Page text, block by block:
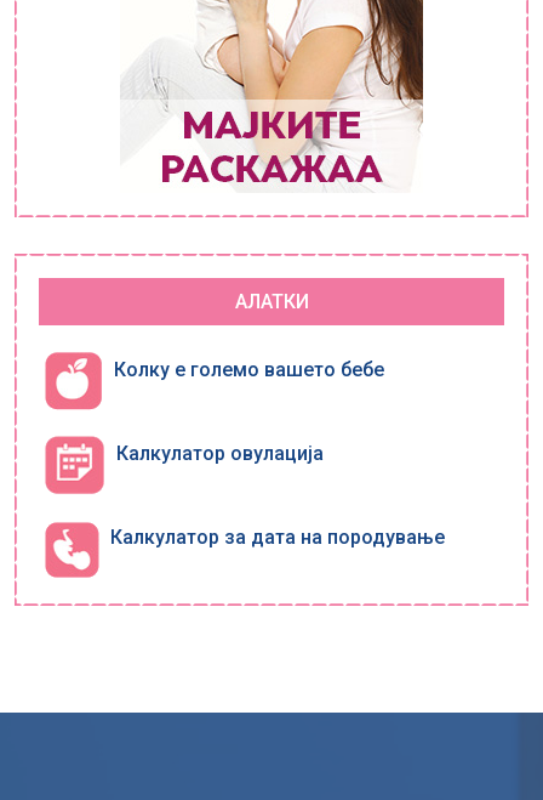
АЛАТКИ
Колку е големо вашето бебе
Калкулатор овулација
Калкулатор за дата на породување